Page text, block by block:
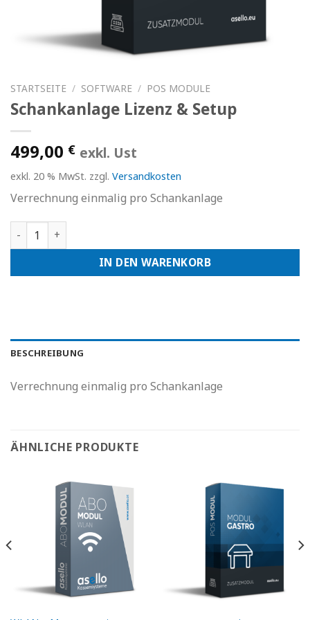
STARTSEITE / SOFTWARE / POS MODULE
Schankanlage Lizenz & Setup
499,00 € exkl. Ust
exkl. 20 % MwSt. zzgl. Versandkosten
Verrechnung einmalig pro Schankanlage
Schankanlage Lizenz & Setup Menge
IN DEN WARENKORB
BESCHREIBUNG
Verrechnung einmalig pro Schankanlage
ÄHNLICHE PRODUKTE